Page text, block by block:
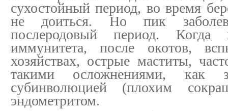
сухостойный период, во время
не доиться. Но пик
послеродовый период.
иммунитета, после окотов,
хозяйствах, острые маститы,
такими осложнениями, как
субинволюцией (плохим
эндометритом.